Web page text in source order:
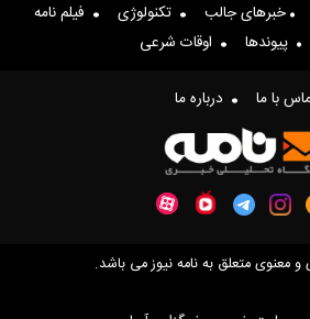
خبرهای جالب تکنولوژی
فیلم نامه
پیوندها اوقات شرعی
با ما درباره ما
معنوی متعلق به نامه نیوز می باشد.